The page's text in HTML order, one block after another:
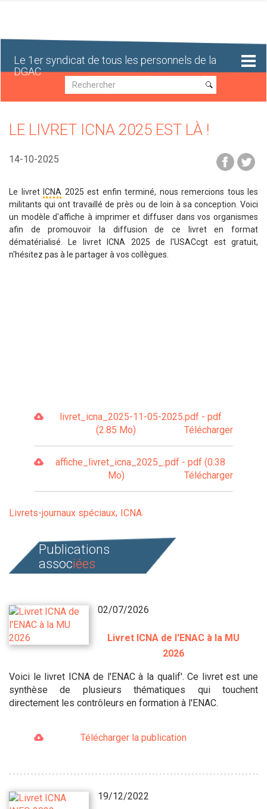
Le 1er syndicat de tous les personnels de la
DGAC
Recherche
Recherche
LE LIVRET ICNA 2025 EST LÀ !
14-10-2025
Le livret ICNA 2025 est enfin terminé, nous remercions tous les
militants qui ont travaillé de près ou de loin à sa conception. Voici
un modèle d'affiche à imprimer et diffuser dans vos organismes
afin de promouvoir la diffusion de ce livret en format
dématérialisé. Le livret ICNA 2025 de l'USACcgt est gratuit,
n'hésitez pas à le partager à vos collègues.
livret_icna_2025-11-05-2025.pdf - pdf
(2.85 Mo)
Télécharger
affiche_livret_icna_2025_.pdf - pdf (0.38
Mo)
Télécharger
Livrets-journaux spéciaux ICNA
Publications
associées
02/07/2026
Livret ICNA de l'ENAC à la MU
2026
Voici le livret ICNA de l'ENAC à la qualif'. Ce livret est une
synthèse de plusieurs thématiques qui touchent
directement les contrôleurs en formation à l'ENAC.
Télécharger la publication
19/12/2022